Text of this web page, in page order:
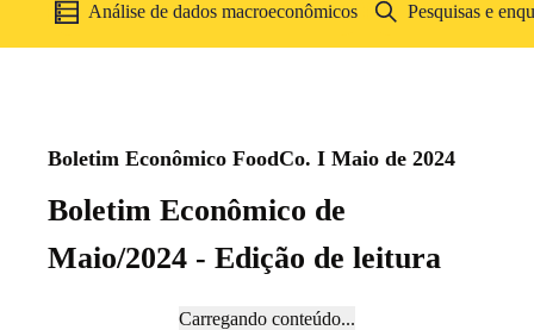
Análise de dados macroeconômicos Pesquisas e
Boletim Econômico de
Maio/2024 - Edição de leitura
Boletim Econômico FoodCo. I Maio de 2024
Carregando conteúdo...